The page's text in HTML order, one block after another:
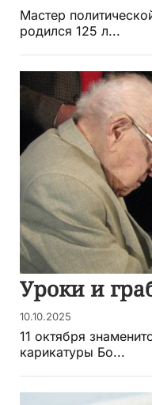
Мастер
родился 125 л...
Уроки и
10.10.2025
11 октября
карикатуры Бо...